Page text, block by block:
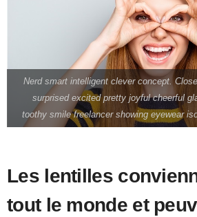
Nerd smart intelligent clever concept.
surprised excited pretty joyful cheerful
toothy smile freelancer showing eyewear
Les lentilles
tout le monde et